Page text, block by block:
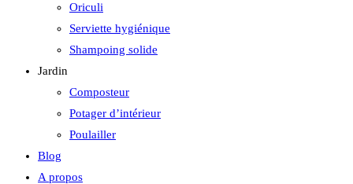
Oriculi
Serviette hygiénique
Shampoing solide
Jardin
Composteur
Potager d’intérieur
Poulailler
Blog
A propos